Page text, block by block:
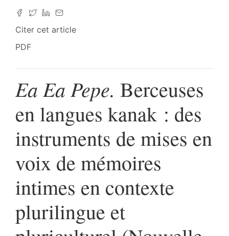
Citer cet article
PDF
Ea Ea Pepe. Berceuses
en langues kanak : des
instruments de mises en
voix de mémoires
intimes en contexte
plurilingue et